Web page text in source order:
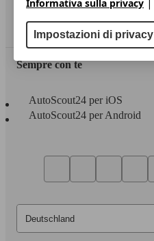
Servizi
Area rivenditori
Sempre con te
AutoScout24 per iOS
AutoScout24 per Android
Informativa sulla privacy
Impostazioni di privacy